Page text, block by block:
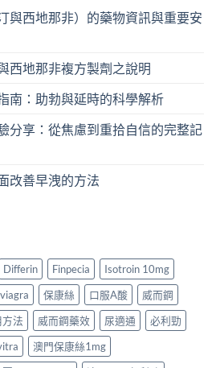
與西地那非）的藥物資訊與重要安
西地那非複方製劑之說明
南：助勃與延時的科學解析
分享：從焦慮到重拾自信的完整記
改善早洩的方法
Differin Finpecia
Isotroin 10mg
viagra 保康絲 口服A酸
威而鋼
法 威而鋼藥效 尿適通
必利勁
澳門保康絲1mg